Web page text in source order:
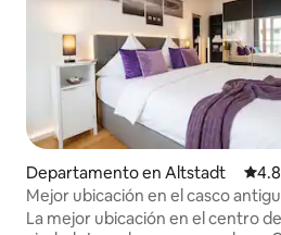
Departamento en Altstadt
Mejor ubicación en el casco
Apartamento de diseño | Vista:
La mejor ubicación en el centro